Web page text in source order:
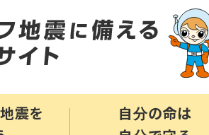
震を
自分の命は